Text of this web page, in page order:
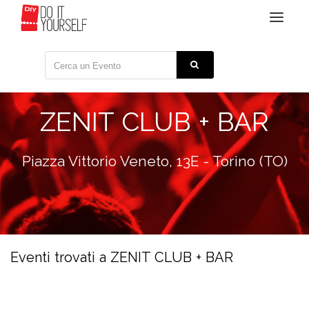
Toggle
ZENIT CLUB + BAR
Piazza Vittorio Veneto, 13E - Torino (TO)
Eventi trovati a ZENIT CLUB + BAR